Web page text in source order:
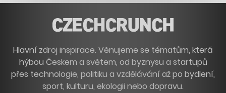
Hlavní zdroj inspirace. Věnujeme se tématům, která
hýbou Českem a světem, od byznysu a startupů
přes technologie, politiku a vzdělávání až po bydlení,
sport, kulturu, ekologii nebo dopravu.